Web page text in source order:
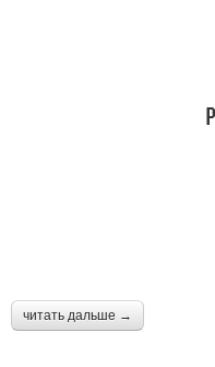
читать дальше →